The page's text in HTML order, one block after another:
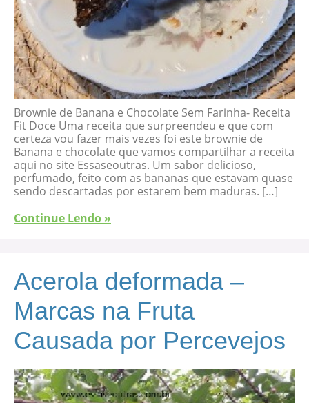
Brownie de Banana e Chocolate Sem Farinha- Receita
Fit Doce Uma receita que surpreendeu e que com
certeza vou fazer mais vezes foi este brownie de
Banana e chocolate que vamos compartilhar a receita
aqui no site Essaseoutras. Um sabor delicioso,
perfumado, feito com as bananas que estavam quase
sendo descartadas por estarem bem maduras. […]
Continue Lendo »
Acerola deformada –
Marcas na Fruta
Causada por Percevejos